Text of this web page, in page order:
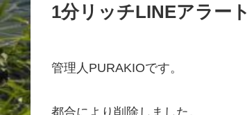
1分リッチLINEアラート
管理人PURAKIOです。